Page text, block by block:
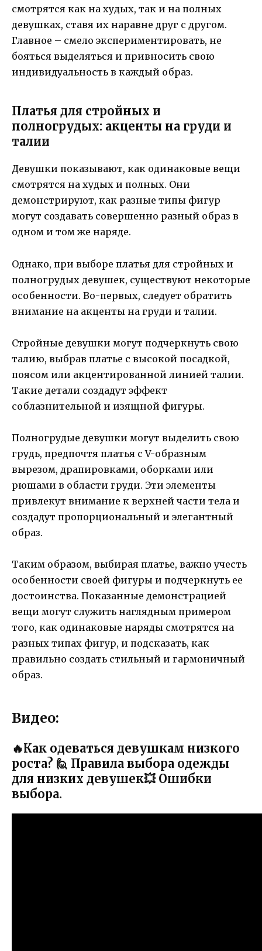
смотрятся как на худых, так и на полных
девушках, ставя их наравне друг с другом.
Главное – смело экспериментировать, не
бояться выделяться и привносить свою
индивидуальность в каждый образ.
Платья для стройных и
полногрудых: акценты на груди и
талии
Девушки показывают, как одинаковые вещи
смотрятся на худых и полных. Они
демонстрируют, как разные типы фигур
могут создавать совершенно разный образ в
одном и том же наряде.
Однако, при выборе платья для стройных и
полногрудых девушек, существуют некоторые
особенности. Во-первых, следует обратить
внимание на акценты на груди и талии.
Стройные девушки могут подчеркнуть свою
талию, выбрав платье с высокой посадкой,
поясом или акцентированной линией талии.
Такие детали создадут эффект
соблазнительной и изящной фигуры.
Полногрудые девушки могут выделить свою
грудь, предпочтя платья с V-образным
вырезом, драпировками, оборками или
рюшами в области груди. Эти элементы
привлекут внимание к верхней части тела и
создадут пропорциональный и элегантный
образ.
Таким образом, выбирая платье, важно учесть
особенности своей фигуры и подчеркнуть ее
достоинства. Показанные демонстрацией
вещи могут служить наглядным примером
того, как одинаковые наряды смотрятся на
разных типах фигур, и подсказать, как
правильно создать стильный и гармоничный
образ.
Видео:
🔥Как одеваться девушкам низкого
роста? 🙋 Правила выбора одежды
для низких девушек💥 Ошибки
выбора.